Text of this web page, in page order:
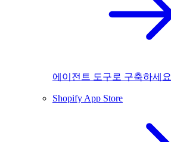
에이전트 도구로 구축하세요
Shopify App Store